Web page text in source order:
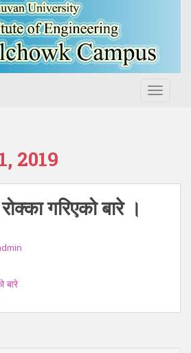
2019
गरिएको बारे ।
बारे